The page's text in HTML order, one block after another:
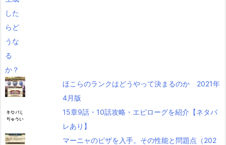
ほこらのランクはどうやって決まるのか 2021年
4月版
15章9話・10話攻略・エピローグを紹介【ネタバ
レあり】
マーニャのピザを入手。その性能と問題点（202